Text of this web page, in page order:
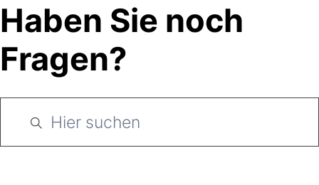
Haben Sie noch
Fragen?